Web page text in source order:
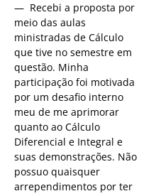
— Recebi a proposta por
meio das aulas
ministradas de Cálculo
que tive no semestre em
questão. Minha
participação foi motivada
por um desafio interno
meu de me aprimorar
quanto ao Cálculo
Diferencial e Integral e
suas demonstrações. Não
possuo quaisquer
arrependimentos por ter